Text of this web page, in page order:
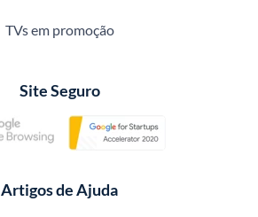
TVs em promoção
Site Seguro
Artigos de Ajuda